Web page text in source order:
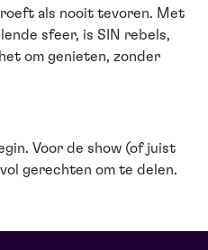
als nooit tevoren. Met
sfeer, is SIN rebels,
om genieten, zonder
Voor de show (of juist
gerechten om te delen.